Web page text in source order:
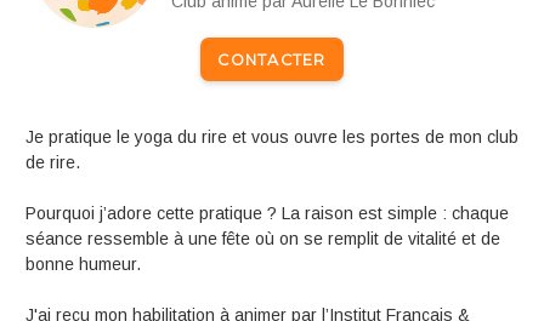
CONTACTER
Je pratique le yoga du rire et vous ouvre les portes de mon club
de rire.
Pourquoi j’adore cette pratique ? La raison est simple : chaque
séance ressemble à une fête où on se remplit de vitalité et de
bonne humeur.
J'ai reçu mon habilitation à animer par l’Institut Français &